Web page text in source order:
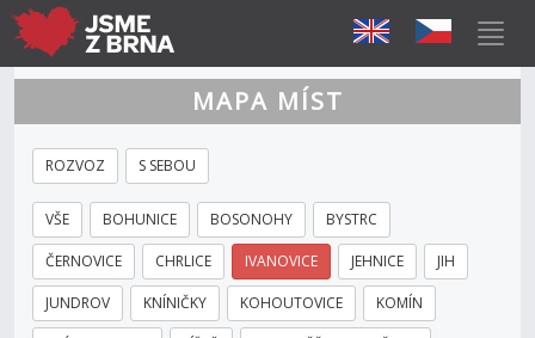
MAPA MÍST
ROZVOZ S SEBOU
VŠE BOHUNICE BOSONOHY BYSTRC
ČERNOVICE CHRLICE IVANOVICE JEHNICE JIH
JUNDROV KNÍNIČKY KOHOUTOVICE KOMÍN